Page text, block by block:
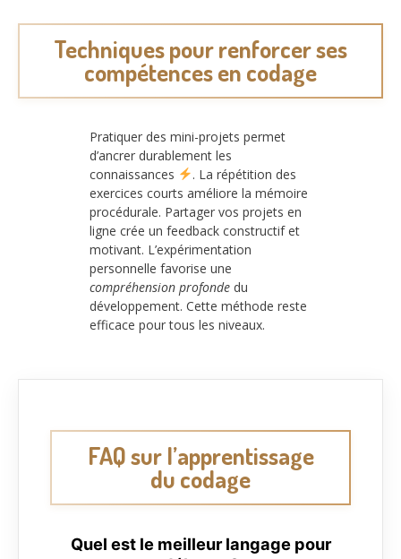
Techniques pour renforcer ses
compétences en codage
Pratiquer des mini-projets permet
d’ancrer durablement les
connaissances
. La répétition des
exercices courts améliore la mémoire
procédurale. Partager vos projets en
ligne crée un feedback constructif et
motivant. L’expérimentation
personnelle favorise une
compréhension profonde du
développement. Cette méthode reste
efficace pour tous les niveaux.
FAQ sur l’apprentissage
du codage
Quel est le meilleur langage pour